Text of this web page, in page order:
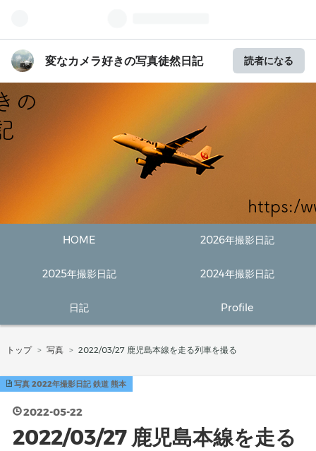
変なカメラ好きの写真徒然日記 読者になる
HOME 2026年撮影日記
2025年撮影日記 2024年撮影日記
日記 Profile
トップ > 写真 > 2022/03/27 鹿児島本線を走る列車を撮る
2022-05-22
2022/03/27 鹿児島本線を走る
写真 2022年撮影日記 鉄道 熊本